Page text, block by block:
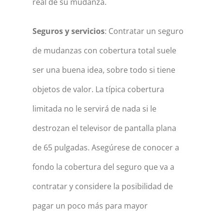
Seguros y servicios: Contratar un seguro
de mudanzas con cobertura total suele
ser una buena idea, sobre todo si tiene
objetos de valor. La típica cobertura
limitada no le servirá de nada si le
destrozan el televisor de pantalla plana
de 65 pulgadas. Asegúrese de conocer a
fondo la cobertura del seguro que va a
contratar y considere la posibilidad de
pagar un poco más para mayor